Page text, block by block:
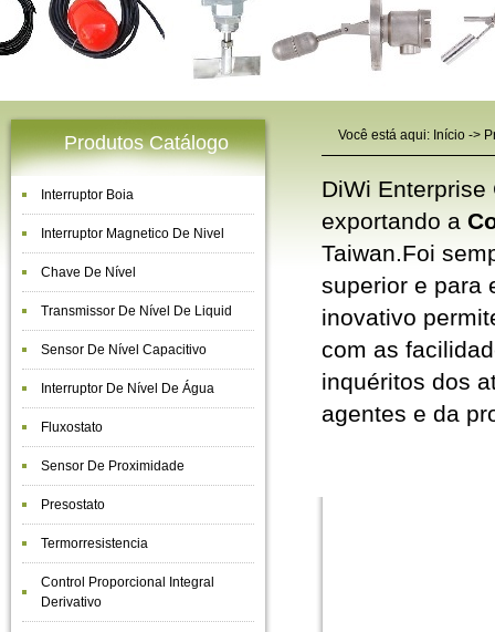
Produtos Catálogo
Interruptor Boia
Interruptor Magnetico De Nivel
Chave De Nível
Transmissor De Nível De Liquid
Sensor De Nível Capacitivo
Interruptor De Nível De Água
Fluxostato
Sensor De Proximidade
Presostato
Termorresistencia
Control Proporcional Integral
Derivativo
Você está aqui: Início ->
DiWi
exportando a
Taiwan.Foi
superior e para
inovativo
com as
inquéritos dos
agentes e da